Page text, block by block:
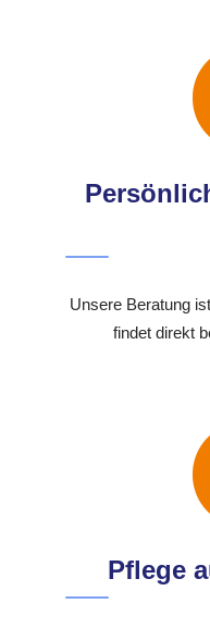
Unsere Beratung
findet direkt
Pflege